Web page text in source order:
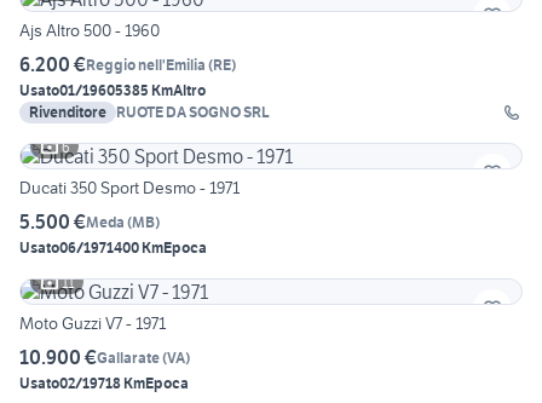
Ajs Altro 500 - 1960
6.200 €Reggio nell'Emilia (RE)
Usato01/19605385 KmAltro
Rivenditore RUOTE DA SOGNO SRL
6
Ducati 350 Sport Desmo - 1971
5.500 €Meda (MB)
Usato06/1971400 KmEpoca
11
Moto Guzzi V7 - 1971
10.900 €Gallarate(VA)
Usato02/19718 KmEpoca